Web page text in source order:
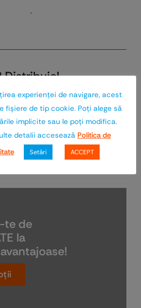
Distribuie!
te de
la
experienţei de navigare, acest
fişiere de tip cookie. Poţi alege să
implicite sau le poţi modifica.
detalii accesează Politica de
Setări ACCEPT